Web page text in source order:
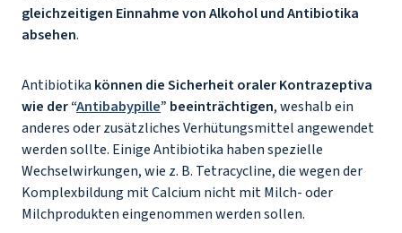
gleichzeitigen Einnahme von Alkohol und Antibiotika
absehen.
Antibiotika können die Sicherheit oraler Kontrazeptiva
wie der “Antibabypille” beeinträchtigen, weshalb ein
anderes oder zusätzliches Verhütungsmittel angewendet
werden sollte. Einige Antibiotika haben spezielle
Wechselwirkungen, wie z. B. Tetracycline, die wegen der
Komplexbildung mit Calcium nicht mit Milch- oder
Milchprodukten eingenommen werden sollen.